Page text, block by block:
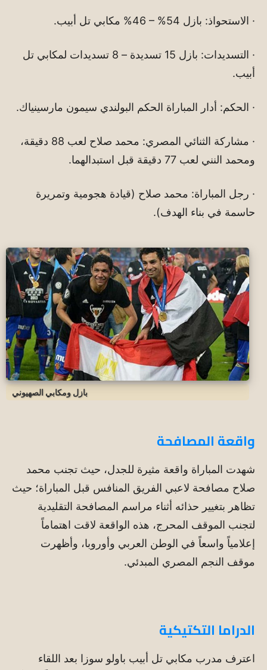
· الاستحواذ: بازل 54% – 46% مكابي تل أبيب.
· التسديدات: بازل 15 تسديدة – 8 تسديدات لمكابي تل
أبيب.
· الحكم: أدار المباراة الحكم البولندي سيمون مارسينياك.
· مشاركة الثنائي المصري: محمد صلاح لعب 88 دقيقة،
ومحمد النني لعب 77 دقيقة قبل استبدالهما.
· رجل المباراة: محمد صلاح (قيادة هجومية وتمريرة
حاسمة في بناء الهدف).
بازل ومكابي الصهيوني
واقعة المصافحة
شهدت المباراة واقعة مثيرة للجدل، حيث تجنب محمد
صلاح مصافحة لاعبي الفريق المنافس قبل المباراة؛ حيث
تظاهر بتغيير حذائه أثناء مراسم المصافحة التقليدية
لتجنب الموقف المحرج، هذه الواقعة لاقت اهتماماً
إعلامياً واسعاً في الوطن العربي وأوروبا، وأظهرت
موقف النجم المصري المبدئي.
الدراما التكتيكية
اعترف مدرب مكابي تل أبيب باولو سوزا بعد اللقاء